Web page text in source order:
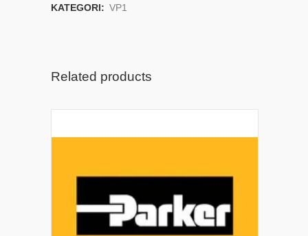
KATEGORI: VP1
Related products